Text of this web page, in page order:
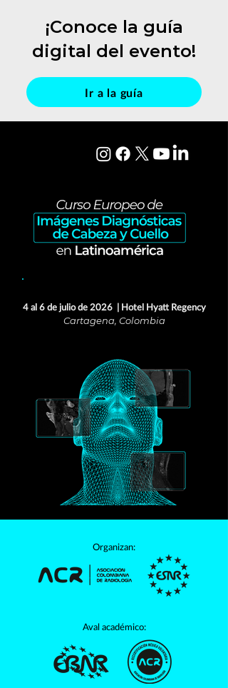
¡Conoce la guía
digital del evento!
Ir a la guía
4 al 6 de julio de 2026 | Hotel Hyatt Regency
Cartagena, Colombia
Organizan:
Aval académico: